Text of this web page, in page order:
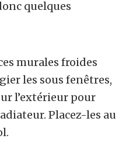
quelques
murales froides
les sous fenêtres,
l’extérieur pour
Placez-les au